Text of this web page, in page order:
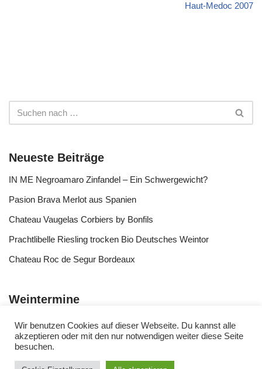
Haut-Medoc 2007
Neueste Beiträge
IN ME Negroamaro Zinfandel – Ein Schwergewicht?
Pasion Brava Merlot aus Spanien
Chateau Vaugelas Corbiers by Bonfils
Prachtlibelle Riesling trocken Bio Deutsches Weintor
Chateau Roc de Segur Bordeaux
Weintermine
Wir benutzen Cookies auf dieser Webseite. Du kannst alle
akzeptieren oder mit den nur notwendigen weiter diese Seite
besuchen.